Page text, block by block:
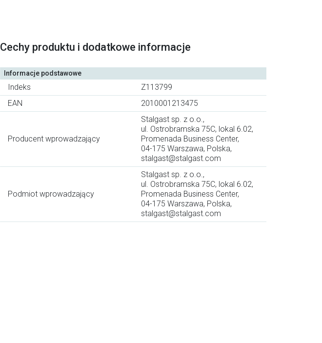
Cechy produktu i dodatkowe informacje
Informacje podstawowe
Indeks
Z113799
EAN
2010001213475
Producent wprowadzający
Stalgast sp. z o.o.,
ul. Ostrobramska 75C, lokal 6.02,
Promenada Business Center,
04-175 Warszawa, Polska,
stalgast@stalgast.com
Podmiot wprowadzający
Stalgast sp. z o.o.,
ul. Ostrobramska 75C, lokal 6.02,
Promenada Business Center,
04-175 Warszawa, Polska,
stalgast@stalgast.com